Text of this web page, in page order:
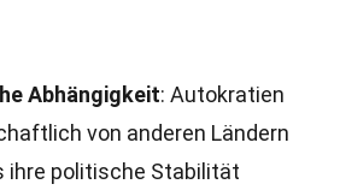
Abhängigkeit: Autokratien
von anderen Ländern
ihre politische Stabilität